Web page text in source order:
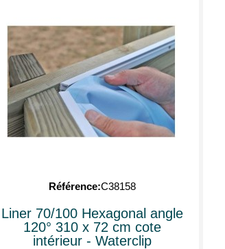
Référence C38158
Liner 70/100 Hexagonal angle
120° 310 x 72 cm cote
intérieur - Waterclip